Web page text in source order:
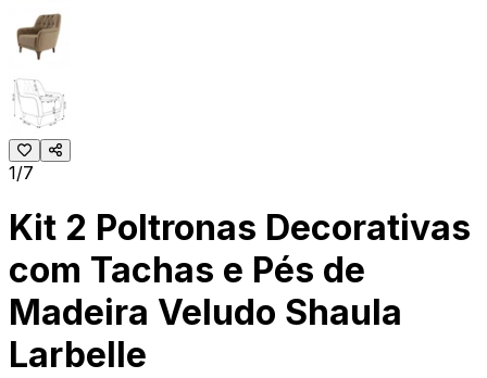
1/7
Kit 2 Poltronas Decorativas
com Tachas e Pés de
Madeira Veludo Shaula
Larbelle